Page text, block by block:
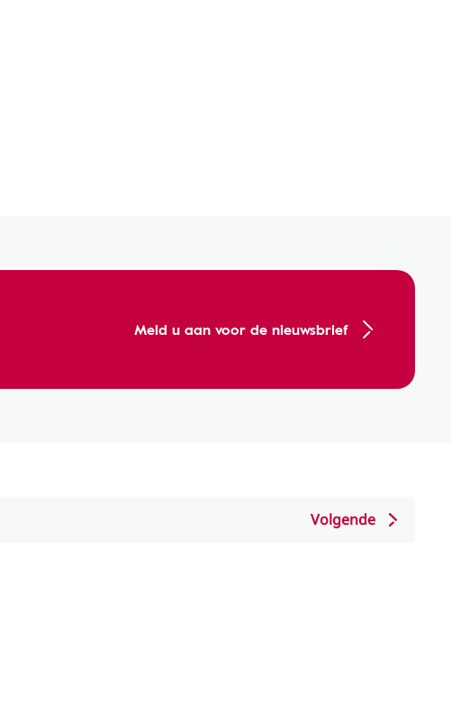
Meld u aan voor de nieuwsbrief
Volgende